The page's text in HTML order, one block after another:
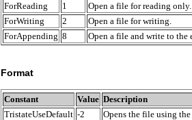
ForReading
1
Open a file for reading
ForWriting
2
Open a file for writing.
ForAppending 8 Open a file and write to the
Format
Constant Value Description
TristateUseDefault -2
Opens the file using